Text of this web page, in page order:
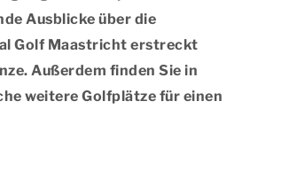
Ausblicke über die
Golf Maastricht erstreckt
Außerdem finden Sie in
weitere Golfplätze für einen